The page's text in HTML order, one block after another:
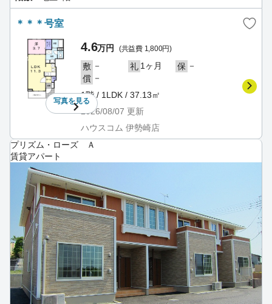
＊＊＊号室
写真を見る
4.6万円 (共益費 1,800円)
敷 － 礼 1ヶ月 保 －
償 －
1階 / 1LDK / 37.13㎡
2026/08/07 更新
ハウスコム 伊勢崎店
プリズム・ローズ Ａ
賃貸アパート